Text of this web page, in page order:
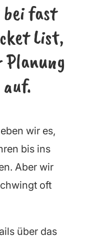
fast
List,
auf.
wir es,
bis ins
Aber wir
oft
über das